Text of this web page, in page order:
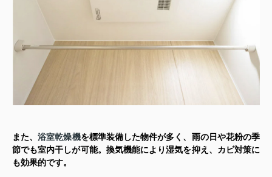
また、浴室乾燥機を標準装備した物件が多く、雨の日や花粉の季
節でも室内干しが可能。換気機能により湿気を抑え、カビ対策に
も効果的です。